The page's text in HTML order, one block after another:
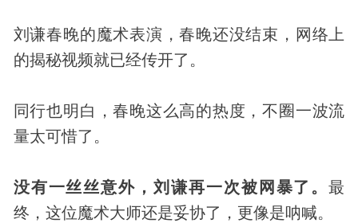
刘谦春晚的魔术表演，春晚还没结束，网络上
的揭秘视频就已经传开了。
同行也明白，春晚这么高的热度，不圈一波流
量太可惜了。
没有一丝丝意外，刘谦再一次被网暴了。最
终，这位魔术大师还是妥协了，更像是呐喊。